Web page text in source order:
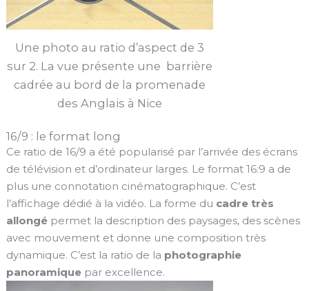
Une photo au ratio d’aspect de 3
sur 2. La vue présente une barrière
cadrée au bord de la promenade
des Anglais à Nice
16/9 : le format long
Ce ratio de 16/9 a été popularisé par l’arrivée des écrans
de télévision et d’ordinateur larges. Le format 16:9 a de
plus une connotation cinématographique. C’est
l’affichage dédié à la vidéo. La forme du cadre très
allongépermet la description des paysages, des scènes
avec mouvement et donne une composition très
dynamique. C’est la ratio de la photographie
panoramiquepar excellence.